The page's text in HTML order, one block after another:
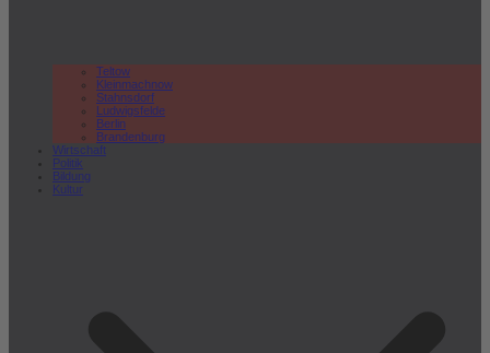
Teltow
Kleinmachnow
Stahnsdorf
Ludwigsfelde
Berlin
Brandenburg
Wirtschaft
Politik
Bildung
Kultur